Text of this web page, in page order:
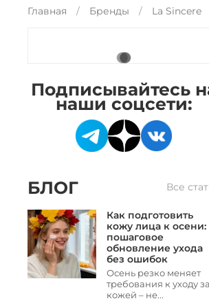
Главная Бренды La Sincere
Подписывайтесь
наши соцсети:
БЛОГ Все
Как подготовить
кожу лица к осени:
пошаговое
обновление ухода
без ошибок
Осень резко меняет
требования к уходу за
кожей – не...